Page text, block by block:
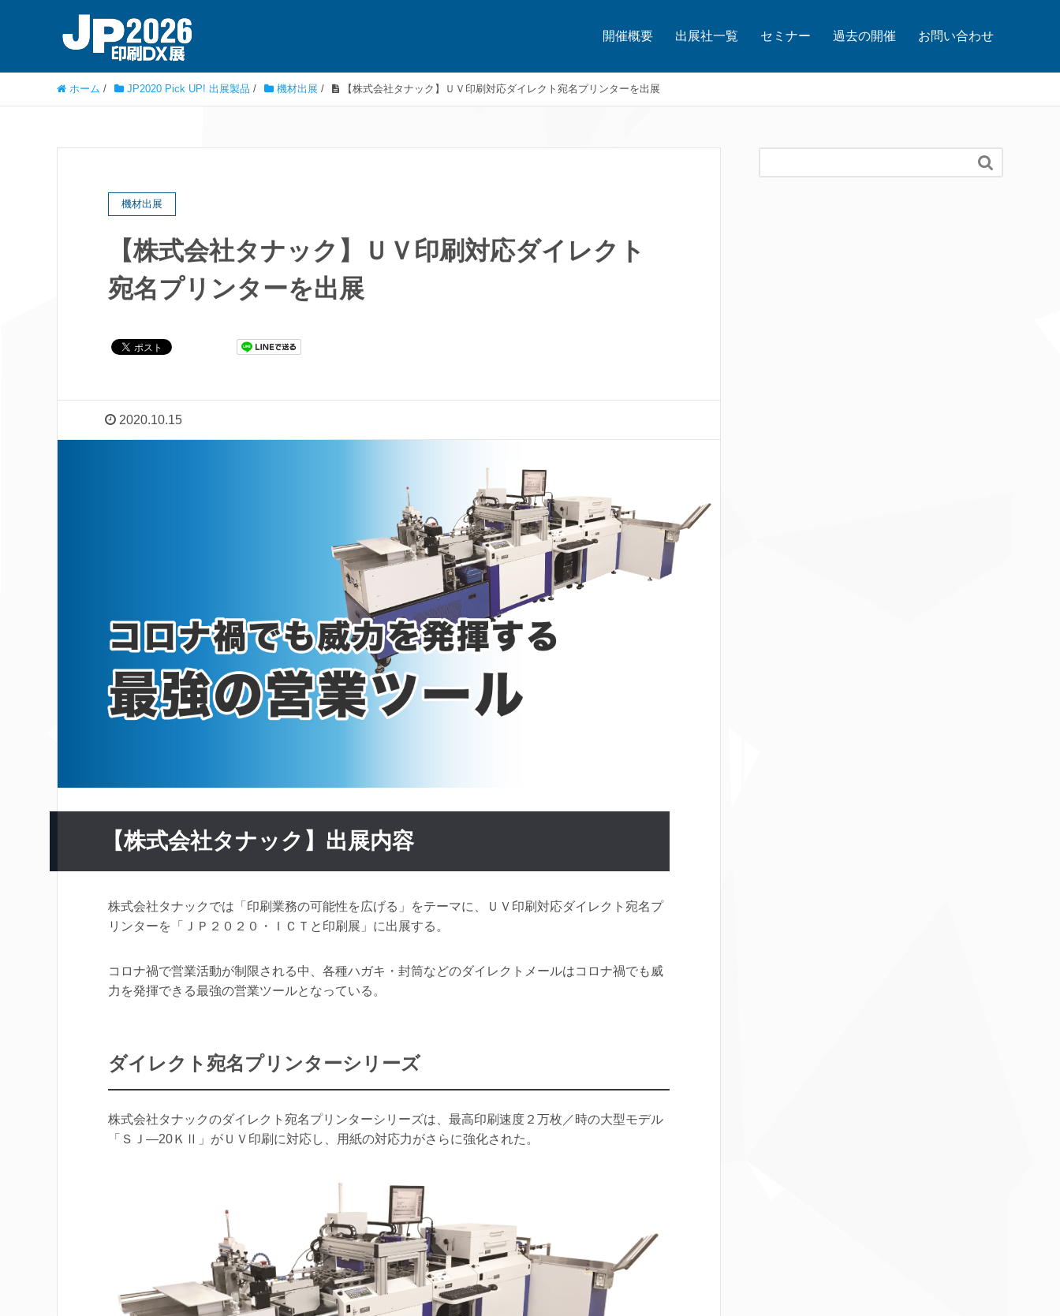
開催概要 出展社一覧 セミナー 過去の開催 お問い合わせ
ホーム / JP2020 Pick UP! 出展製品 / 機材出展 / 【株式会社タナック】ＵＶ印刷対応ダイレクト宛名プリンターを出展
機材出展
【株式会社タナック】ＵＶ印刷対応ダイレクト
宛名プリンターを出展
2020.10.15
【株式会社タナック】出展内容
株式会社タナックでは「印刷業務の可能性を広げる」をテーマに、ＵＶ印刷対応ダイレクト宛名プ
リンターを「ＪＰ２０２０・ＩＣＴと印刷展」に出展する。
コロナ禍で営業活動が制限される中、各種ハガキ・封筒などのダイレクトメールはコロナ禍でも威
力を発揮できる最強の営業ツールとなっている。
ダイレクト宛名プリンターシリーズ
株式会社タナックのダイレクト宛名プリンターシリーズは、最高印刷速度２万枚／時の大型モデル
「ＳＪ―20ＫⅡ」がＵＶ印刷に対応し、用紙の対応力がさらに強化された。
